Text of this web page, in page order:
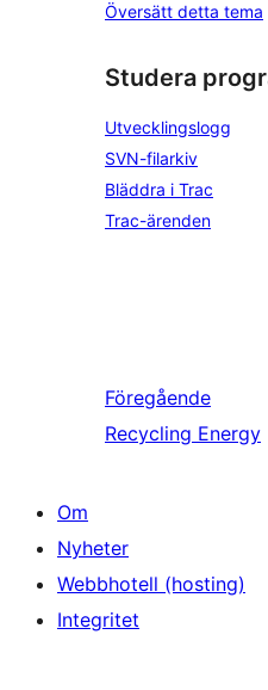
Översätt detta tema
Studera
Utvecklingslogg
SVN-filarkiv
Bläddra i Trac
Trac-ärenden
Föregående
Recycling Energy
Om
Nyheter
Webbhotell (hosting)
Integritet